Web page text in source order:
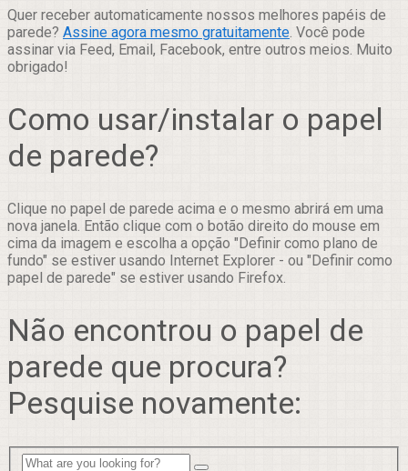
Quer receber automaticamente nossos melhores papéis de
parede? Assine agora mesmo gratuitamente. Você pode
assinar via Feed, Email, Facebook, entre outros meios. Muito
obrigado!
Como usar/instalar o papel
de parede?
Clique no papel de parede acima e o mesmo abrirá em uma
nova janela. Então clique com o botão direito do mouse em
cima da imagem e escolha a opção "Definir como plano de
fundo" se estiver usando Internet Explorer - ou "Definir como
papel de parede" se estiver usando Firefox.
Não encontrou o papel de
parede que procura?
Pesquise novamente: